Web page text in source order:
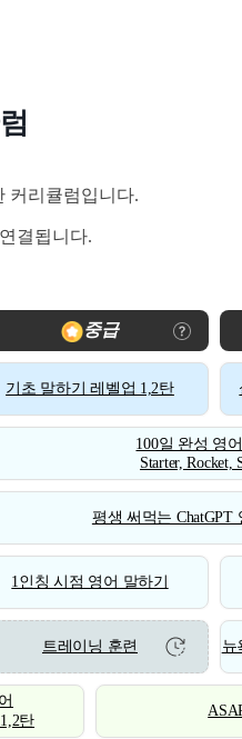
커리큘럼입니다.
결됩니다.
중급
기초 말하기 레벨업 1,2탄
100일 완성 영
Starter, Rocket,
평생 써먹는 ChatGPT
1인칭 시점 영어 말하기
트레이닝 훈련 뉴
탄